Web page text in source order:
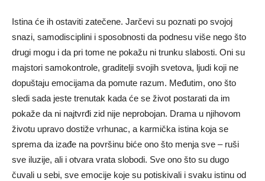
Istina će ih ostaviti zatečene. Jarčevi su poznati po svojoj
snazi, samodisciplini i sposobnosti da podnesu više nego što
drugi mogu i da pri tome ne pokažu ni trunku slabosti. Oni su
majstori samokontrole, graditelji svojih svetova, ljudi koji ne
dopuštaju emocijama da pomute razum. Međutim, ono što
sledi sada jeste trenutak kada će se život postarati da im
pokaže da ni najtvrđi zid nije neprobojan. Drama u njihovom
životu upravo dostiže vrhunac, a karmička istina koja se
sprema da izađe na površinu biće ono što menja sve – ruši
sve iluzije, ali i otvara vrata slobodi. Sve ono što su dugo
čuvali u sebi, sve emocije koje su potiskivali i svaku istinu od